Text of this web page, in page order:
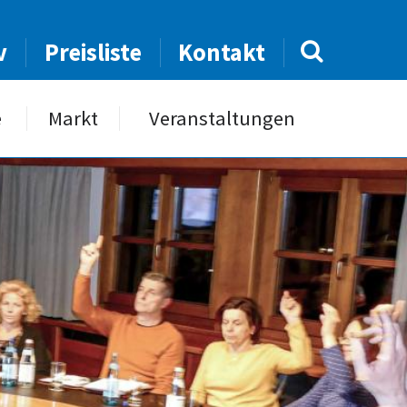
Preisliste Kontakt
Markt Veranstaltungen